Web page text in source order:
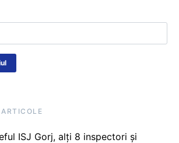
ISJ Gorj, alți 8 inspectori și